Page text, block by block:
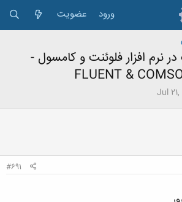
ورود عضویت
نرم افزار فلوئنت و کامسول -
FLUENT &
Jul 21,
#691